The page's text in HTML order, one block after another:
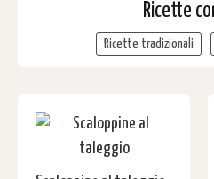
Ricette
Ricette tradizionali